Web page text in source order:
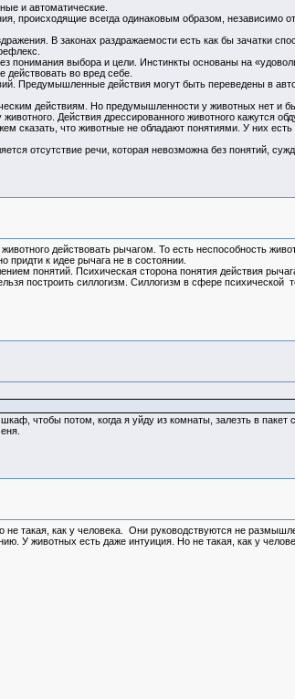
и автоматические.
происходящие всегда одинаковым образом, независимо
В законах раздражаемости есть как бы зачатки
понимания выбора и цели. Инстинкты основаны на
действовать во вред себе.
Предумышленные действия могут быть переведены в
действиям. Но предумышленности у животных нет и
Действия дрессированного животного кажутся
сказать, что животные не обладают понятиями. У них
отсутствие речи, которая невозможна без понятий,
действовать рычагом. То есть неспособность
к идее рычага не в состоянии.
понятий. Психическая сторона понятия действия
построить силлогизм. Силлогизм в сфере
чтобы потом, когда я уйду из комнаты, залезть в пакет с
такая, как у человека. Они руководствуются не
животных есть даже интуиция. Но не такая, как у